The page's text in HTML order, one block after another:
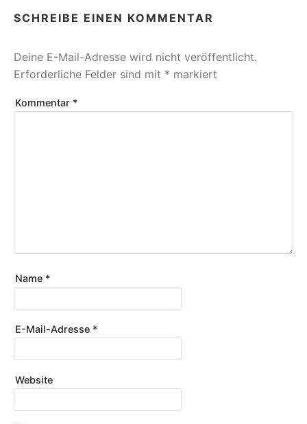
SCHREIBE EINEN KOMMENTAR
Deine E-Mail-Adresse wird nicht veröffentlicht.
Erforderliche Felder sind mit * markiert
Kommentar *
Name *
E-Mail-Adresse *
Website